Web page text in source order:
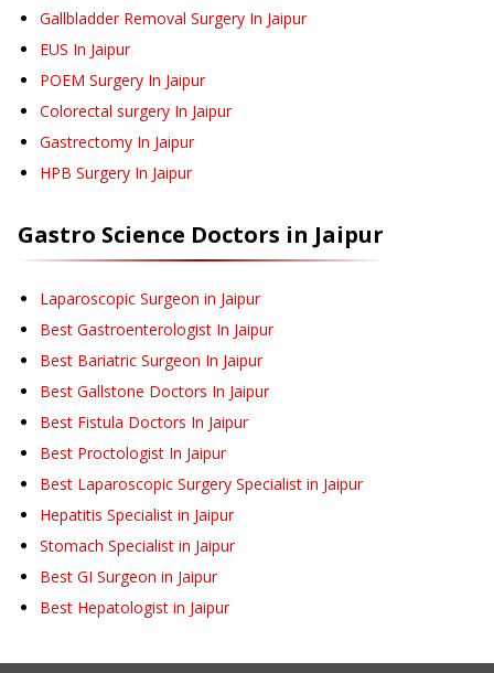
Gallbladder Removal Surgery In Jaipur
EUS In Jaipur
POEM Surgery In Jaipur
Colorectal surgery In Jaipur
Gastrectomy In Jaipur
HPB Surgery In Jaipur
Gastro Science Doctors in Jaipur
Laparoscopic Surgeon in Jaipur
Best Gastroenterologist In Jaipur
Best Bariatric Surgeon In Jaipur
Best Gallstone Doctors In Jaipur
Best Fistula Doctors In Jaipur
Best Proctologist In Jaipur
Best Laparoscopic Surgery Specialist in Jaipur
Hepatitis Specialist in Jaipur
Stomach Specialist in Jaipur
Best GI Surgeon in Jaipur
Best Hepatologist in Jaipur